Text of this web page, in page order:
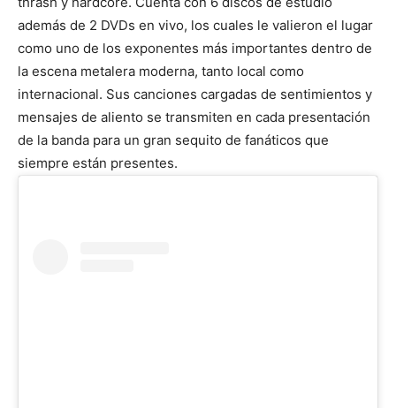
además de 2 DVDs en vivo, los cuales le valieron el lugar
como uno de los exponentes más importantes dentro de
la escena metalera moderna, tanto local como
internacional. Sus canciones cargadas de sentimientos y
mensajes de aliento se transmiten en cada presentación
de la banda para un gran sequito de fanáticos que
siempre están presentes.